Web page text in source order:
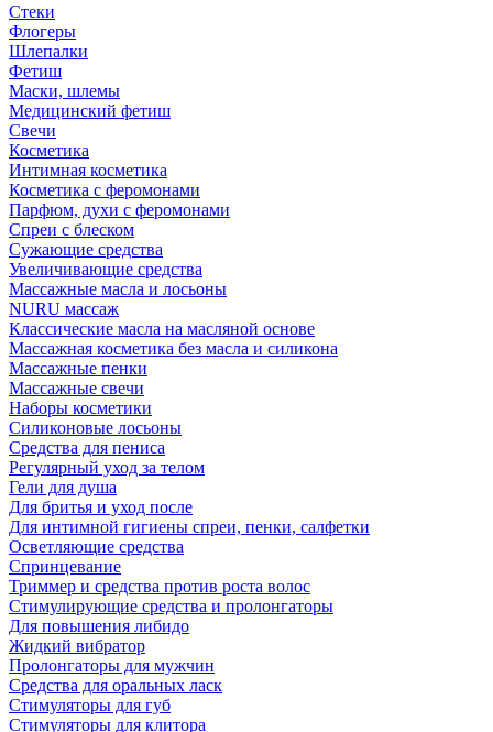
Стеки
Флогеры
Шлепалки
Фетиш
Маски, шлемы
Медицинский фетиш
Свечи
Косметика
Интимная косметика
Косметика с феромонами
Парфюм, духи с феромонами
Спреи с блеском
Сужающие средства
Увеличивающие средства
Массажные масла и лосьоны
NURU массаж
Классические масла на масляной основе
Массажная косметика без масла и силикона
Массажные пенки
Массажные свечи
Наборы косметики
Силиконовые лосьоны
Средства для пениса
Регулярный уход за телом
Гели для душа
Для бритья и уход после
Для интимной гигиены спреи, пенки, салфетки
Осветляющие средства
Спринцевание
Триммер и средства против роста волос
Стимулирующие средства и пролонгаторы
Для повышения либидо
Жидкий вибратор
Пролонгаторы для мужчин
Средства для оральных ласк
Стимуляторы для губ
Стимуляторы для клитора